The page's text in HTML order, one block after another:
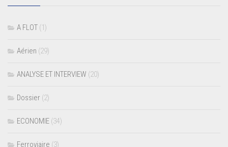
A FLOT (1)
Aérien (29)
ANALYSE ET INTERVIEW (20)
Dossier (2)
ECONOMIE (34)
Ferroviaire (3)